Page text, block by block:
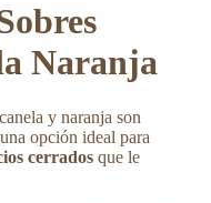
Naranja
y naranja son
opción ideal para
cerrados que le